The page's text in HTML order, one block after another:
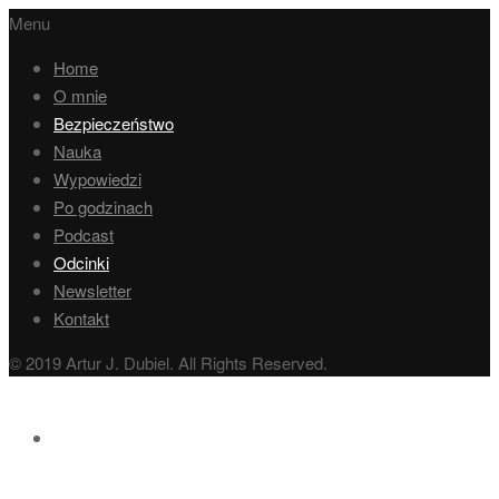
Menu
Home
O mnie
Bezpieczeństwo
Nauka
Wypowiedzi
Po godzinach
Podcast
Odcinki
Newsletter
Kontakt
© 2019 Artur J. Dubiel. All Rights Reserved.